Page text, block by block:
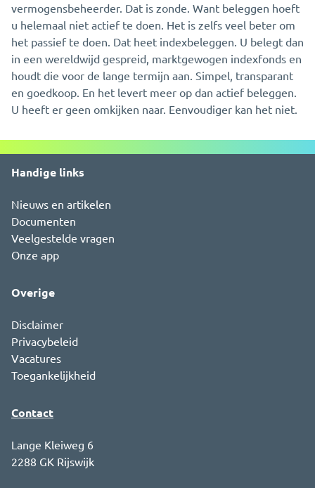
vermogensbeheerder. Dat is zonde. Want beleggen hoeft
u helemaal niet actief te doen. Het is zelfs veel beter om
het passief te doen. Dat heet indexbeleggen. U belegt dan
in een wereldwijd gespreid, marktgewogen indexfonds en
houdt die voor de lange termijn aan. Simpel, transparant
en goedkoop. En het levert meer op dan actief beleggen.
U heeft er geen omkijken naar. Eenvoudiger kan het niet.
Handige links
Nieuws en artikelen
Documenten
Veelgestelde vragen
Onze app
Overige
Disclaimer
Privacybeleid
Vacatures
Toegankelijkheid
Contact
Lange Kleiweg 6
2288 GK Rijswijk